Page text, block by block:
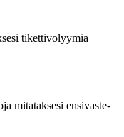
tikettivolyymia
mitataksesi ensivaste-